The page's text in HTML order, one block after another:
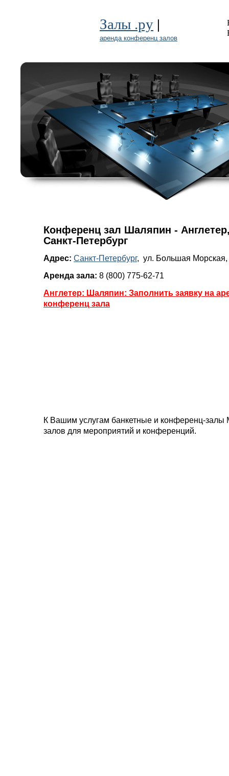
Залы .ру |
аренда конференц залов
Конференц зал Шаляпин -
Санкт-Петербург
Адрес: Санкт-Петербург, ул. Большая Морская,
Аренда зала: 8 (800) 775-62-71
Англетер: Шаляпин: Заполнить заявку на
конференц зала
К Вашим услугам банкетные и конференц-залы
залов для мероприятий и конференций.